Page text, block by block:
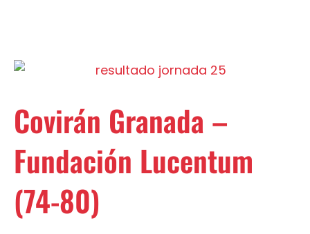
Covirán Granada –
Fundación Lucentum
(74-80)